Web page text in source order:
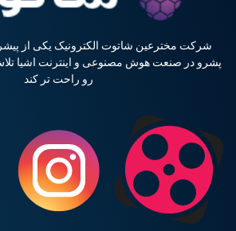
شرکت مخترعین شاتوت الکترونیک یکی از
پشرو در صنعت هوش مصنوعی و اینترنت اشیا
رو راحت تر کند